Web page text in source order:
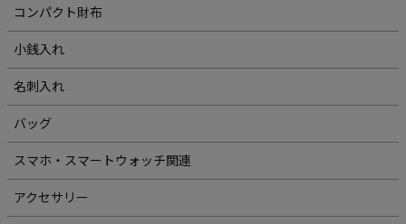
コンパクト財布
小銭入れ
名刺入れ
バッグ
スマホ・スマートウォッチ関連
アクセサリー